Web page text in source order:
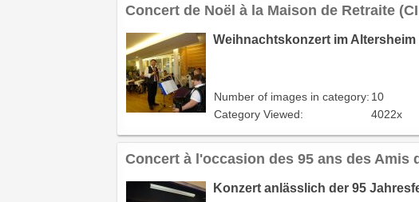
Concert de Noël à la Maison de Retraite
Weihnachtskonzert im Altersheim
Number of images in category: 10
Category Viewed:
4022x
Concert à l'occasion des 95 ans des Amis
Konzert anlässlich der 95